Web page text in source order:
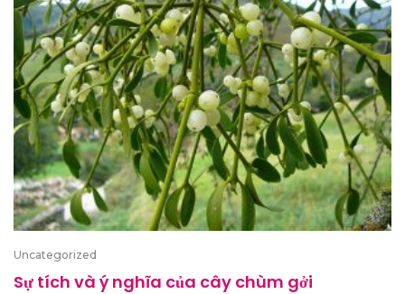
Uncategorized
Sự tích và ý nghĩa của cây chùm gởi